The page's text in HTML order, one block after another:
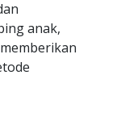
anak,